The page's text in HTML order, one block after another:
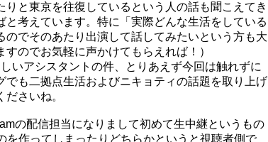
と東京を往復しているという人の話も聞こえてき
考えています。特に「実際どんな生活をしている
でそのあたり出演して話してみたいという方も大
のでお気軽に声かけてもらえれば！）
いアシスタントの件、とりあえず今回は触れずに
でも二拠点生活およびニキョティの話題を取り上げ
さいね。
の配信担当になりまして初めて生中継というもの
を作ってしまったりどちらかというと視聴者側で